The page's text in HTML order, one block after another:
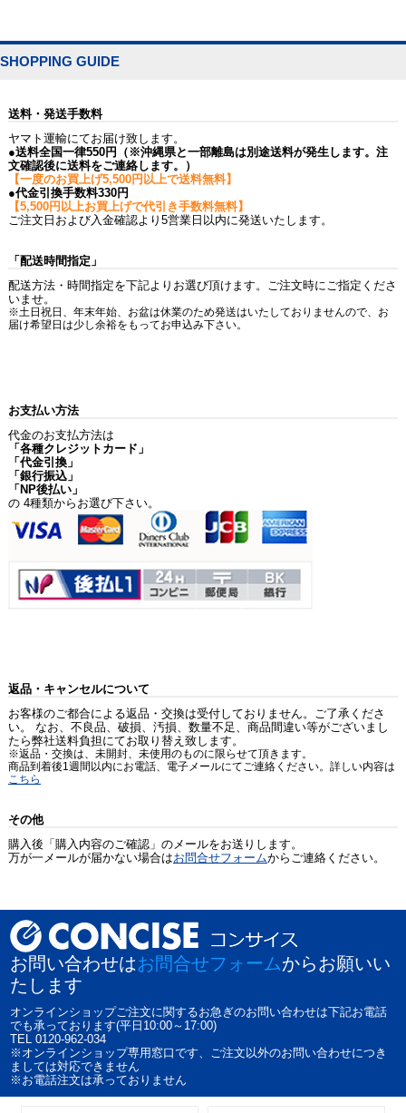
SHOPPING GUIDE
送料・発送手数料
ヤマト運輸にてお届け致します。
●送料全国一律550円（※沖縄県と一部離島は別途送料が発生します。注
文確認後に送料をご連絡します。）
【一度のお買上げ5,500円以上で送料無料】
●代金引換手数料330円
【5,500円以上お買上げで代引き手数料無料】
ご注文日および入金確認より5営業日以内に発送いたします。
「配送時間指定」
配送方法・時間指定を下記よりお選び頂けます。ご注文時にご指定くださ
いませ。
※土日祝日、年末年始、お盆は休業のため発送はいたしておりませんので、お
届け希望日は少し余裕をもってお申込み下さい。
お支払い方法
代金のお支払方法は
「各種クレジットカード」
「代金引換」
「銀行振込」
「NP後払い」
の 4種類からお選び下さい。
返品・キャンセルについて
お客様のご都合による返品・交換は受付しておりません。ご了承くださ
い。 なお、不良品、破損、汚損、数量不足、商品間違い等がございまし
たら弊社送料負担にてお取り替え致します。
※返品・交換は、未開封、未使用のものに限らせて頂きます。
商品到着後1週間以内にお電話、電子メールにてご連絡ください。詳しい内容は
こちら
その他
購入後「購入内容のご確認」のメールをお送りします。
万が一メールが届かない場合はお問合せフォームからご連絡ください。
お問い合わせはお問合せフォームからお願いい
たします
オンラインショップご注文に関するお急ぎのお問い合わせは下記お電話
でも承っております(平日10:00～17:00)
TEL 0120-962-034
※オンラインショップ専用窓口です、ご注文以外のお問い合わせにつき
ましては対応できません
※お電話注文は承っておりません